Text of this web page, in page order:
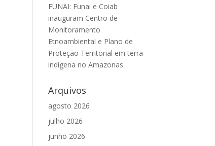
FUNAI: Funai e Coiab
inauguram Centro de
Monitoramento
Etnoambiental e Plano de
Proteção Territorial em terra
indígena no Amazonas
Arquivos
agosto 2026
julho 2026
junho 2026